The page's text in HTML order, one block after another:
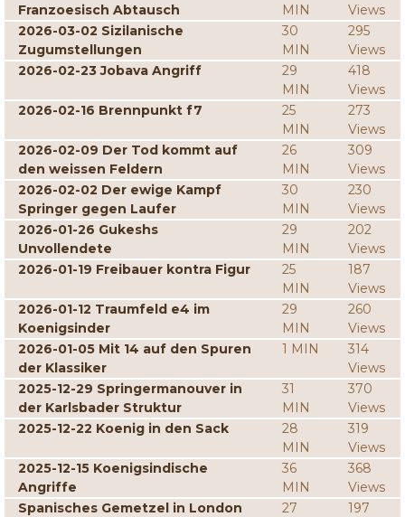
Franzoesisch Abtausch
MIN
Views
2026-03-02 Sizilanische
Zugumstellungen
30
MIN
295
Views
2026-02-23 Jobava Angriff
29
MIN
418
Views
2026-02-16 Brennpunkt f7
25
MIN
273
Views
2026-02-09 Der Tod kommt auf
den weissen Feldern
26
MIN
309
Views
2026-02-02 Der ewige Kampf
Springer gegen Laufer
30
MIN
230
Views
2026-01-26 Gukeshs
Unvollendete
29
MIN
202
Views
2026-01-19 Freibauer kontra Figur
25
MIN
187
Views
2026-01-12 Traumfeld e4 im
Koenigsinder
29
MIN
260
Views
2026-01-05 Mit 14 auf den Spuren
der Klassiker
1 MIN
314
Views
2025-12-29 Springermanouver in
der Karlsbader Struktur
31
MIN
370
Views
2025-12-22 Koenig in den Sack
28
MIN
319
Views
2025-12-15 Koenigsindische
Angriffe
36
MIN
368
Views
Spanisches Gemetzel in London
27
197